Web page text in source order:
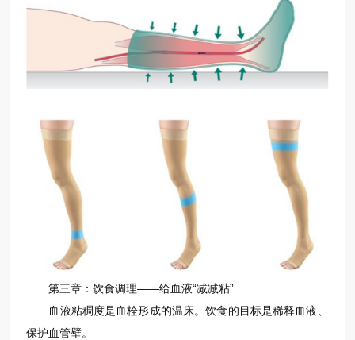
第三章：饮食调理——给血液“减减粘”
血液粘稠度是血栓形成的温床。饮食的目标是稀释血液、
保护血管壁。